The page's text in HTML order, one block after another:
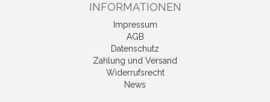
INFORMATIONEN
Impressum
AGB
Datenschutz
Zahlung und Versand
Widerrufsrecht
News